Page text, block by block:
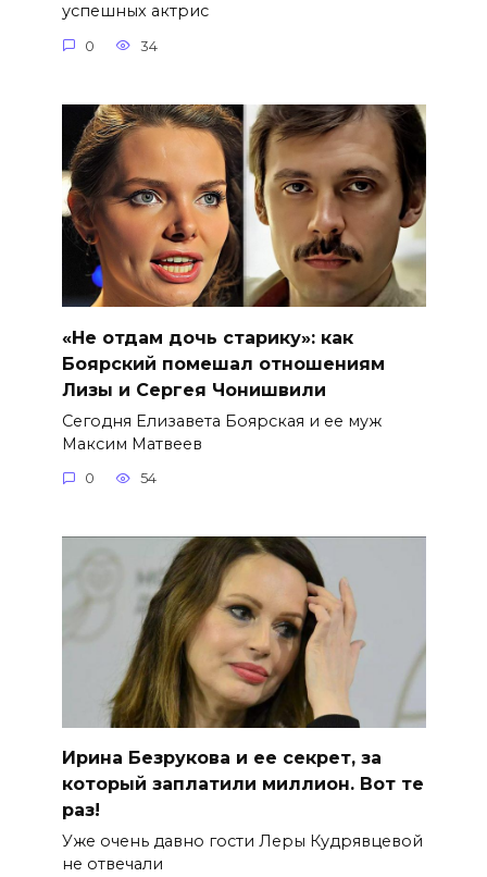
успешных актрис
0 34
«Не отдам дочь старику»: как
Боярский помешал отношениям
Лизы и Сергея Чонишвили
Сегодня Елизавета Боярская и ее муж
Максим Матвеев
0 54
Ирина Безрукова и ее секрет, за
который заплатили миллион. Вот те
раз!
Уже очень давно гости Леры Кудрявцевой
не отвечали